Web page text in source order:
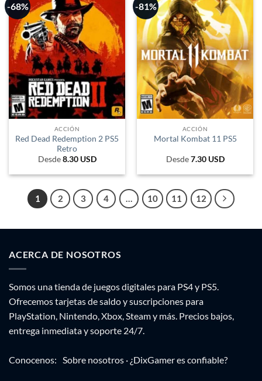
-68%
ACCIÓN
Red Dead Redemption 2 PS5
Retro
Desde8.30 USD
-81%
ACCIÓN
Mortal Kombat 11 PS5
Desde7.30 USD
1 2 3 4 … 10 11 12
ACERCA DE NOSOTROS
Somos una tienda de juegos digitales para PS4 y PS5.
Ofrecemos tarjetas de saldo y suscripciones para
PlayStation, Nintendo, Xbox, Steam y más. Precios bajos,
entrega inmediata y soporte 24/7.
Conocenos: Sobre nosotros · ¿DixGamer es confiable?